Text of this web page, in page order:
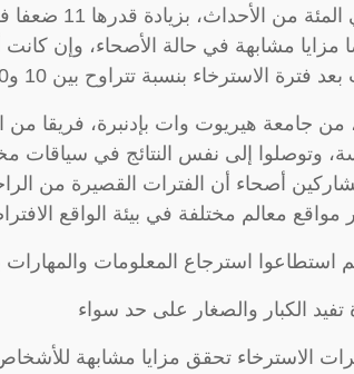
تذكر الباقون
مزايا مشابهة في حالة الأصحاء، وإن
بنسبة تتراوح بين 10 و30 في المئة في هذه التجربة
من جامعة هيريوت وات بإدنبرة، فريقا من
وتوصلوا إلى نفس النتائج في سياقات
أصحاء أن الفترات القصيرة من
معالم مختلفة في بيئة الواقع
استطاعوا استرجاع المعلومات
تفيد الكبار والصغار على حد سواء
الاسترخاء تحقق مزايا مشابهة